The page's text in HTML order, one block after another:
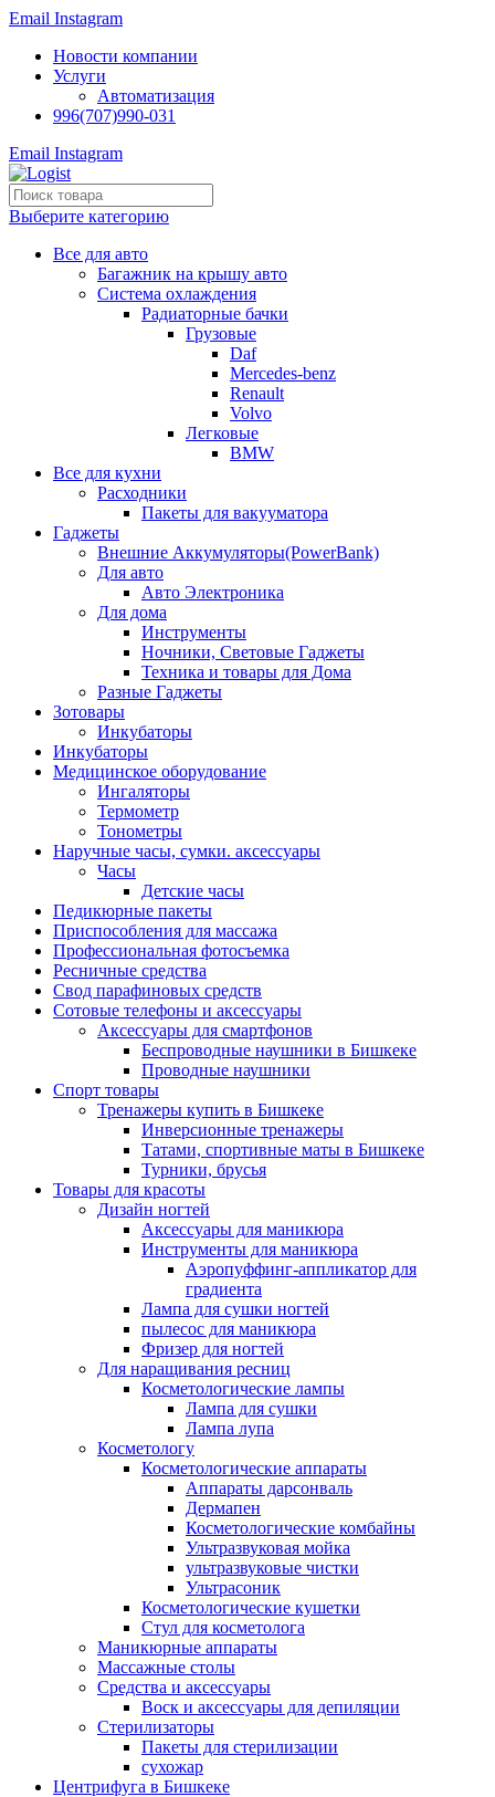
Email Instagram
Новости компании
Услуги
Автоматизация
996(707)990-031
Email Instagram
Выберите категорию
Все для авто
Багажник на крышу авто
Система охлаждения
Радиаторные бачки
Грузовые
Daf
Mercedes-benz
Renault
Volvo
Легковые
BMW
Все для кухни
Расходники
Пакеты для вакууматора
Гаджеты
Внешние Аккумуляторы(PowerBank)
Для авто
Авто Электроника
Для дома
Инструменты
Ночники, Световые Гаджеты
Техника и товары для Дома
Разные Гаджеты
Зотовары
Инкубаторы
Инкубаторы
Медицинское оборудование
Ингаляторы
Термометр
Тонометры
Наручные часы, сумки. аксессуары
Часы
Детские часы
Педикюрные пакеты
Приспособления для массажа
Профессиональная фотосъемка
Ресничные средства
Свод парафиновых средств
Сотовые телефоны и аксессуары
Аксессуары для смартфонов
Беспроводные наушники в Бишкеке
Проводные наушники
Спорт товары
Тренажеры купить в Бишкеке
Инверсионные тренажеры
Татами, спортивные маты в Бишкеке
Турники, брусья
Товары для красоты
Дизайн ногтей
Аксессуары для маникюра
Инструменты для маникюра
Аэропуффинг-аппликатор для
градиента
Лампа для сушки ногтей
пылесос для маникюра
Фризер для ногтей
Для наращивания ресниц
Косметологические лампы
Лампа для сушки
Лампа лупа
Косметологу
Косметологические аппараты
Аппараты дарсонваль
Дермапен
Косметологические комбайны
Ультразвуковая мойка
ультразвуковые чистки
Ультрасоник
Косметологические кушетки
Стул для косметолога
Маникюрные аппараты
Массажные столы
Средства и аксессуары
Воск и аксессуары для депиляции
Стерилизаторы
Пакеты для стерилизации
сухожар
Центрифуга в Бишкеке